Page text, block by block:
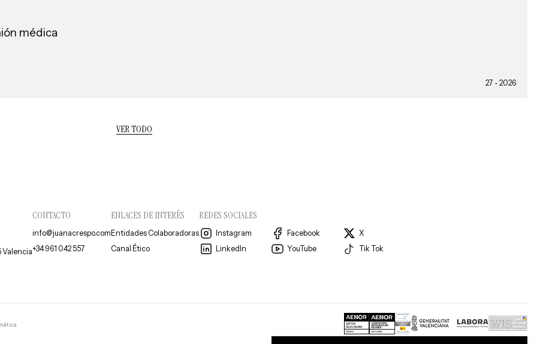
médica
27 - 2026
VER TODO
Valencia
CONTACTO
info@juanacrespo.com
+34 961 042 557
ENLACES DE INTERÉS
Entidades Colaboradoras
Canal Ético
REDES SOCIALES
Instagram Facebook
X
LinkedIn
YouTube Tik Tok